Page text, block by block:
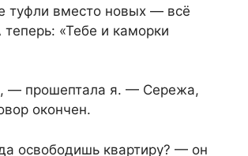
туфли вместо новых — всё
«Тебе и каморки
— прошептала я. — Сережа,
окончен.
освободишь квартиру? — он